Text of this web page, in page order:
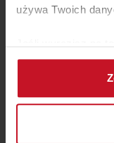
używa Twoich
Gromadzić
geograficznej